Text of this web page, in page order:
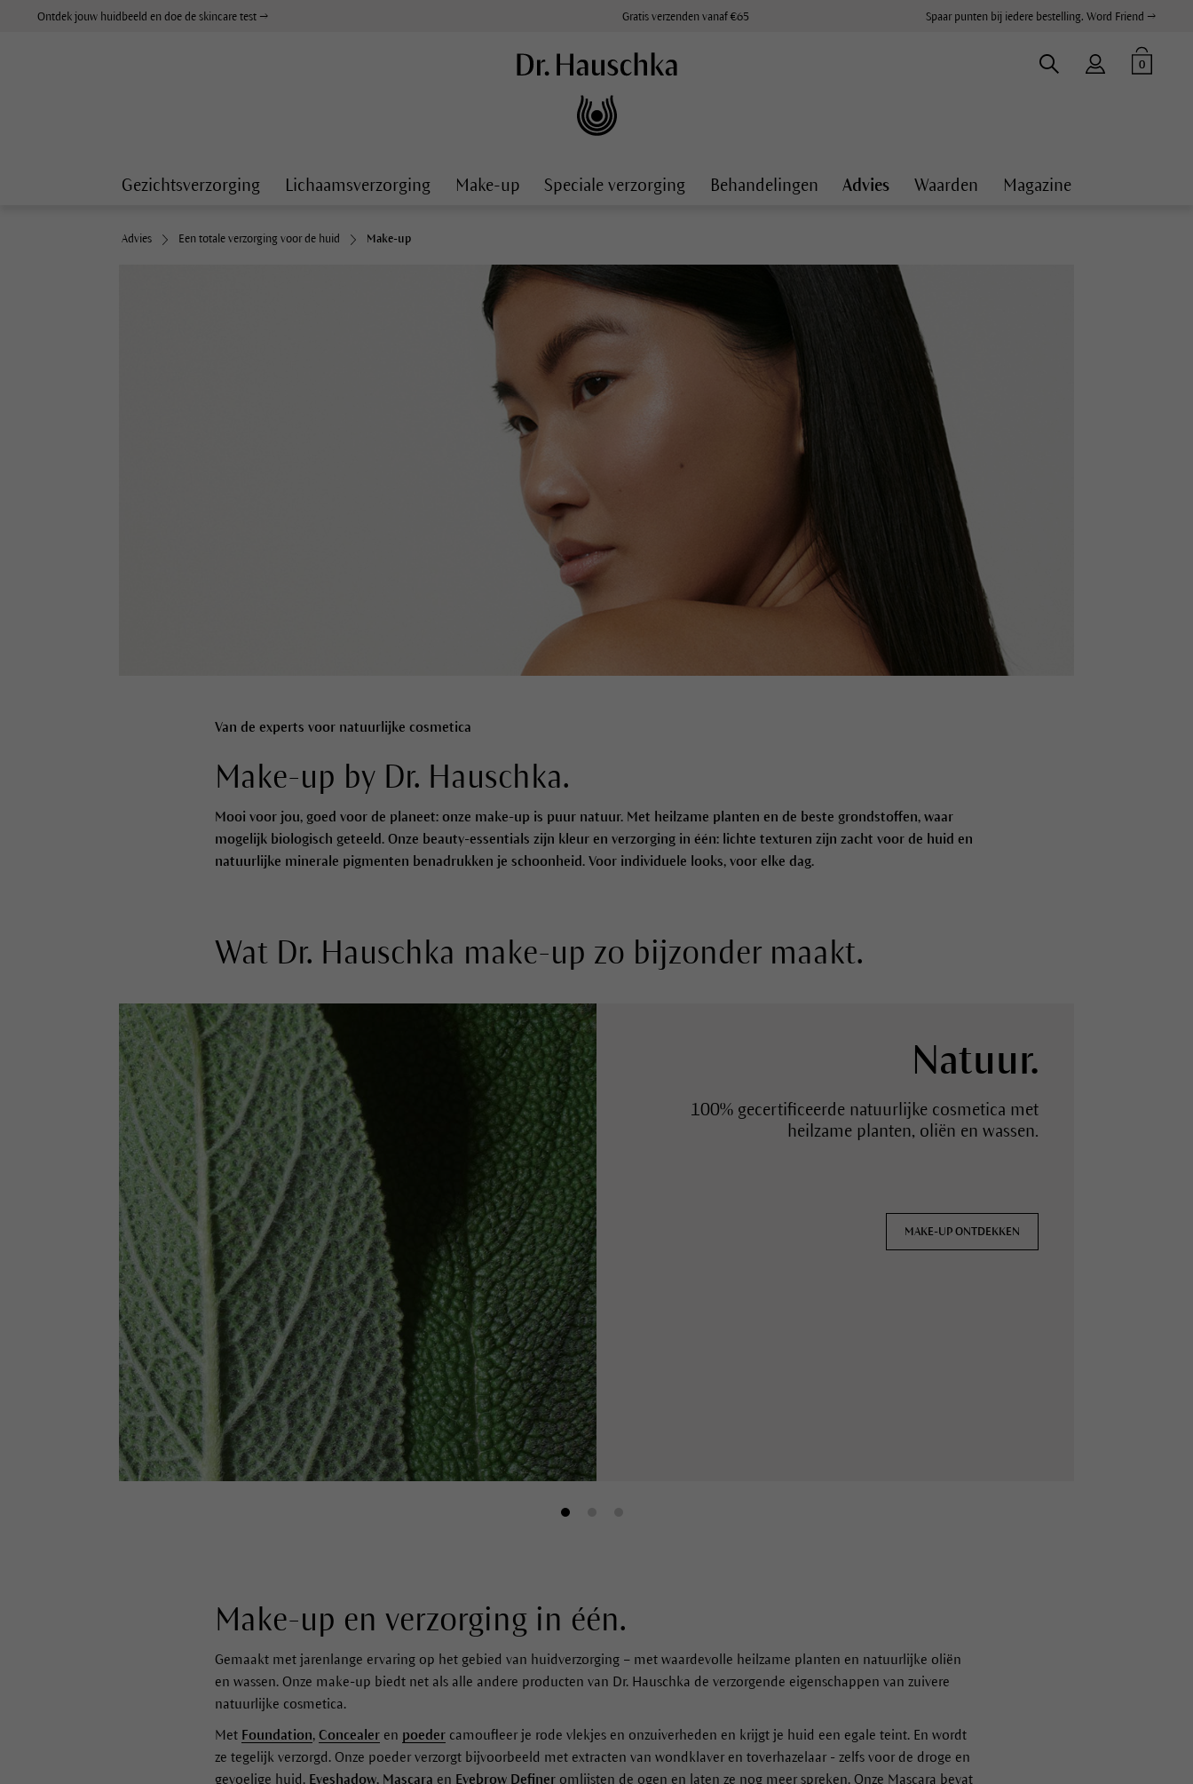
Ontdek jouw huidbeeld en doe de skincare test → Gratis verzenden vanaf €65 Spaar punten bij iedere bestelling. Word Friend →
0
Gezichtsverzorging Lichaamsverzorging Make-up Speciale verzorging Behandelingen Advies Waarden Magazine
Advies Een totale verzorging voor de huid Make-up
Van de experts voor natuurlijke cosmetica
Make-up by Dr. Hauschka.
Mooi voor jou, goed voor de planeet: onze make-up is puur natuur. Met heilzame planten en de beste grondstoffen, waar
mogelijk biologisch geteeld. Onze beauty-essentials zijn kleur en verzorging in één: lichte texturen zijn zacht voor de huid en
natuurlijke minerale pigmenten benadrukken je schoonheid. Voor individuele looks, voor elke dag.
Wat Dr. Hauschka make-up zo bijzonder maakt.
Natuur.
100% gecertificeerde natuurlijke cosmetica met
heilzame planten, oliën en wassen.
MAKE-UP ONTDEKKEN
Kleur.
Minerale pigmenten voor rijke kleuren en stralende
looks.
MAKE-UP ONTDEKKEN
Verzorging.
Beauty-essentials met de verzorgende eigenschappen
van zuivere natuurlijke cosmetica.
MAKE-UP ONTDEKKEN
Make-up en verzorging in één.
Gemaakt met jarenlange ervaring op het gebied van huidverzorging – met waardevolle heilzame planten en natuurlijke oliën
en wassen. Onze make-up biedt net als alle andere producten van Dr. Hauschka de verzorgende eigenschappen van zuivere
natuurlijke cosmetica.
Met Foundation, Concealeren poedercamoufleer je rode vlekjes en onzuiverheden en krijgt je huid een egale teint. En wordt
ze tegelijk verzorgd. Onze poeder verzorgt bijvoorbeeld met extracten van wondklaver en toverhazelaar - zelfs voor de droge en
gevoelige huid. Eyeshadow, Mascara en Eyebrow Defineromlijsten de ogen en laten ze nog meer spreken. Onze Mascara bevat